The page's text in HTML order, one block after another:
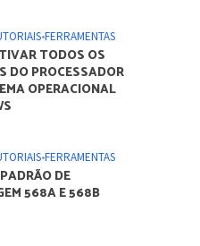
•FERRAMENTAS
TODOS OS
DO PROCESSADOR
OPERACIONAL
•FERRAMENTAS
DE
568A E 568B